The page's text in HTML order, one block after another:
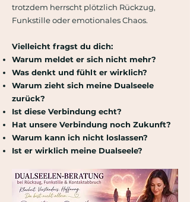
trotzdem herrscht plötzlich Rückzug,
Funkstille oder emotionales Chaos.
Vielleicht fragst du dich:
Warum meldet er sich nicht mehr?
Was denkt und fühlt er wirklich?
Warum zieht sich meine Dualseele
zurück?
Ist diese Verbindung echt?
Hat unsere Verbindung noch Zukunft?
Warum kann ich nicht loslassen?
Ist er wirklich meine Dualseele?